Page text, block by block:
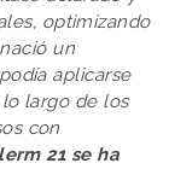
optimizando
un
aplicarse
largo de los
con
21 se ha